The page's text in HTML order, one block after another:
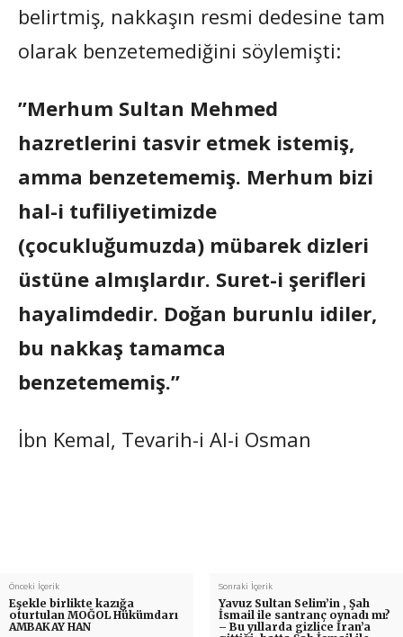
belirtmiş, nakkaşın resmi dedesine tam
olarak benzetemediğini söylemişti:
”Merhum Sultan Mehmed
hazretlerini tasvir etmek istemiş,
amma benzetememiş. Merhum bizi
hal-i tufiliyetimizde
(çocukluğumuzda) mübarek dizleri
üstüne almışlardır. Suret-i şerifleri
hayalimdedir. Doğan burunlu idiler,
bu nakkaş tamamca
benzetememiş.”
İbn Kemal, Tevarih-i Al-i Osman
Önceki İçerik
Eşekle birlikte kazığa
oturtulan MOĞOL Hükümdarı
AMBAKAY HAN
Sonraki İçerik
Yavuz Sultan Selim’in , Şah
İsmail ile santranç oynadı mı?
– Bu yıllarda gizlice İran’a